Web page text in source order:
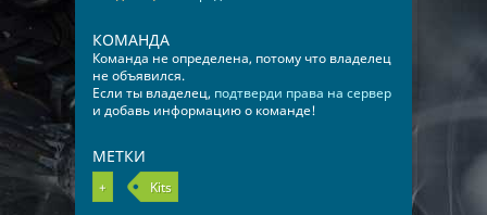
КОМАНДА
Команда не определена, потому что владелец
не объявился.
Если ты владелец, подтверди права на сервер
и добавь информацию о команде!
МЕТКИ
+ Kits